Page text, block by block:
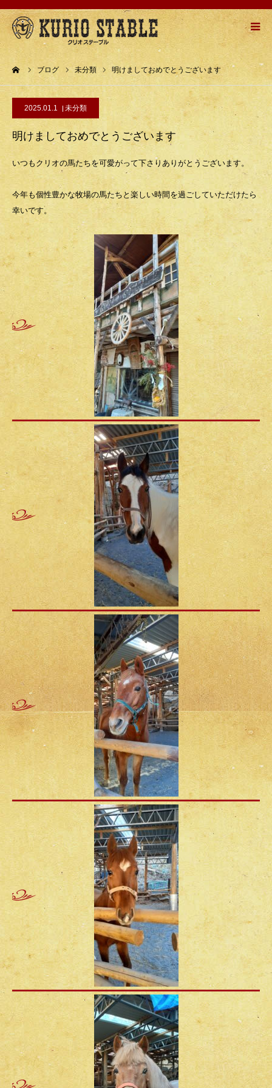
ブログ 未分類 明けましておめでとうございます
2025.01.1 未分類
明けましておめでとうございます
いつもクリオの馬たちを可愛がって下さりありがとうございます。
今年も個性豊かな牧場の馬たちと楽しい時間を過ごしていただけたら
幸いです。
牧場紹介
乗馬メニュー
乗馬の流れ
お問い合わせ
アクセスMAP